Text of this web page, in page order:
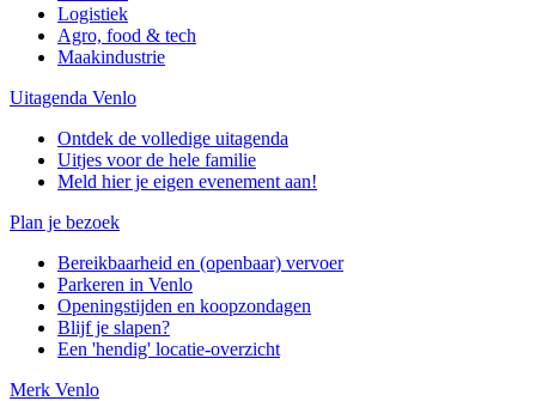
Logistiek
Agro, food & tech
Maakindustrie
Uitagenda Venlo
Ontdek de volledige uitagenda
Uitjes voor de hele familie
Meld hier je eigen evenement aan!
Plan je bezoek
Bereikbaarheid en (openbaar) vervoer
Parkeren in Venlo
Openingstijden en koopzondagen
Blijf je slapen?
Een 'hendig' locatie-overzicht
Merk Venlo